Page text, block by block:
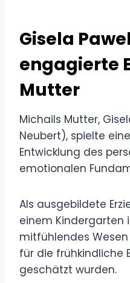
Gisela
engagierte
Mutter
Michails Mutter,
Neubert), spielte
Entwicklung des
emotionalen
Als ausgebildete
einem Kindergarten
mitfühlendes
für die frühkindliche
geschätzt wurden.